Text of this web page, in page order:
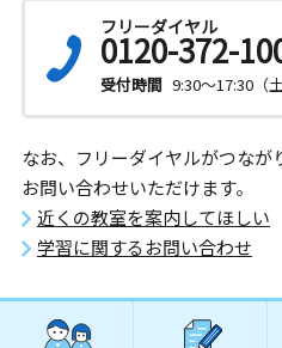
フリーダイヤル
0120-372-
受付時間 9:30～17:30（
なお、フリーダイヤルがつなが
お問い合わせいただけます。
近くの教室を案内してほしい
学習に関するお問い合わせ